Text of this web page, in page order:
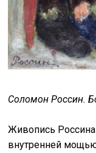
Соломон Россин.
Живопись
внутренней